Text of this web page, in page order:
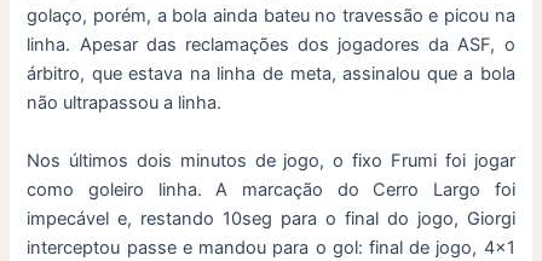
golaço, porém, a bola ainda bateu no travessão e picou na
linha. Apesar das reclamações dos jogadores da ASF, o
árbitro, que estava na linha de meta, assinalou que a bola
não ultrapassou a linha.
Nos últimos dois minutos de jogo, o fixo Frumi foi jogar
como goleiro linha. A marcação do Cerro Largo foi
impecável e, restando 10seg para o final do jogo, Giorgi
interceptou passe e mandou para o gol: final de jogo, 4×1